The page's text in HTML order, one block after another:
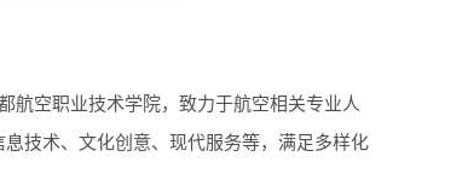
航空职业技术学院，致力于航空相关专业人
技术、文化创意、现代服务等，满足多样化